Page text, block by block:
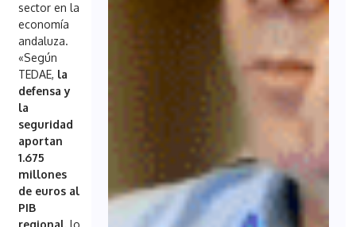
sector en la
economía
andaluza.
«Según
TEDAE, la
defensa y
la
seguridad
aportan
1.675
millones
de euros al
PIB